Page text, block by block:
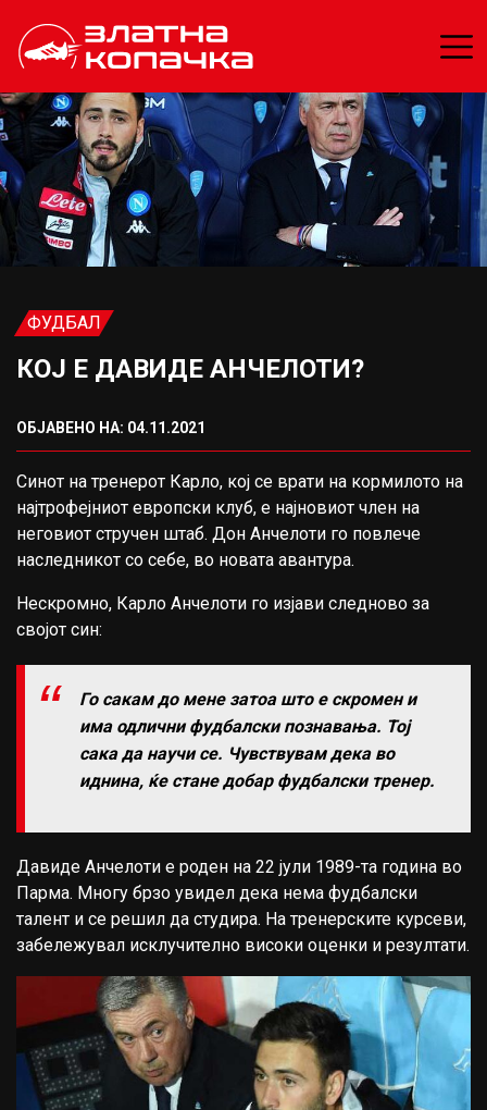
ФУДБАЛ
КОЈ Е ДАВИДЕ АНЧЕЛОТИ?
ОБЈАВЕНО НА: 04.11.2021
Синот на тренерот Карло, кој се врати на кормилото на
најтрофејниот европски клуб, е најновиот член на
неговиот стручен штаб. Дон Анчелоти го повлече
наследникот со себе, во новата авантура.
Нескромно, Карло Анчелоти го изјави следново за
својот син:
Го сакам до мене затоа што е скромен и
има одлични фудбалски познавања. Тој
сака да научи се. Чувствувам дека во
иднина, ќе стане добар фудбалски тренер.
Давиде Анчелоти е роден на 22 јули 1989-та година во
Парма. Многу брзо увидел дека нема фудбалски
талент и се решил да студира. На тренерските курсеви,
забележувал исклучително високи оценки и резултати.